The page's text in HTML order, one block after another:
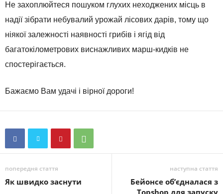
Не захоплюйтеся пошуком глухих неходжених місць в
надії зібрати небувалий урожай лісових дарів, тому що
ніякої залежності наявності грибів і ягід від
багатокілометрових виснажливих марш-кидків не
спостерігається.
Бажаємо Вам удачі і вірної дороги!
попередня стаття
Як швидко заснути
наступна стаття
Бейонсе об’єдналася з